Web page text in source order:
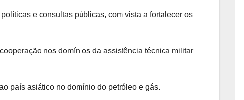
e consultas públicas, com vista a fortalecer os
nos domínios da assistência técnica militar
país asiático no domínio do petróleo e gás.